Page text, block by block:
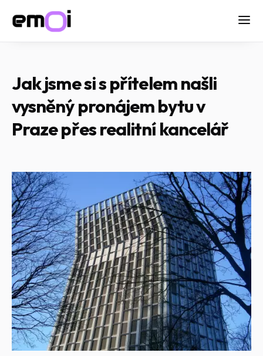
Jak jsme si s přítelem našli
vysněný pronájem bytu v
Praze přes realitní kancelář